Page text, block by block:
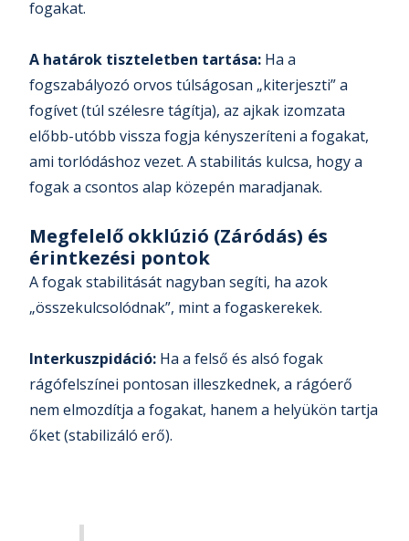
fogakat.
A határok tiszteletben tartása: Ha a
fogszabályozó orvos túlságosan „kiterjeszti” a
fogívet (túl szélesre tágítja), az ajkak izomzata
előbb-utóbb vissza fogja kényszeríteni a fogakat,
ami torlódáshoz vezet. A stabilitás kulcsa, hogy a
fogak a csontos alap közepén maradjanak.
Megfelelő okklúzió (Záródás) és
érintkezési pontok
A fogak stabilitását nagyban segíti, ha azok
„összekulcsolódnak”, mint a fogaskerekek.
Interkuszpidáció: Ha a felső és alsó fogak
rágófelszínei pontosan illeszkednek, a rágóerő
nem elmozdítja a fogakat, hanem a helyükön tartja
őket (stabilizáló erő).